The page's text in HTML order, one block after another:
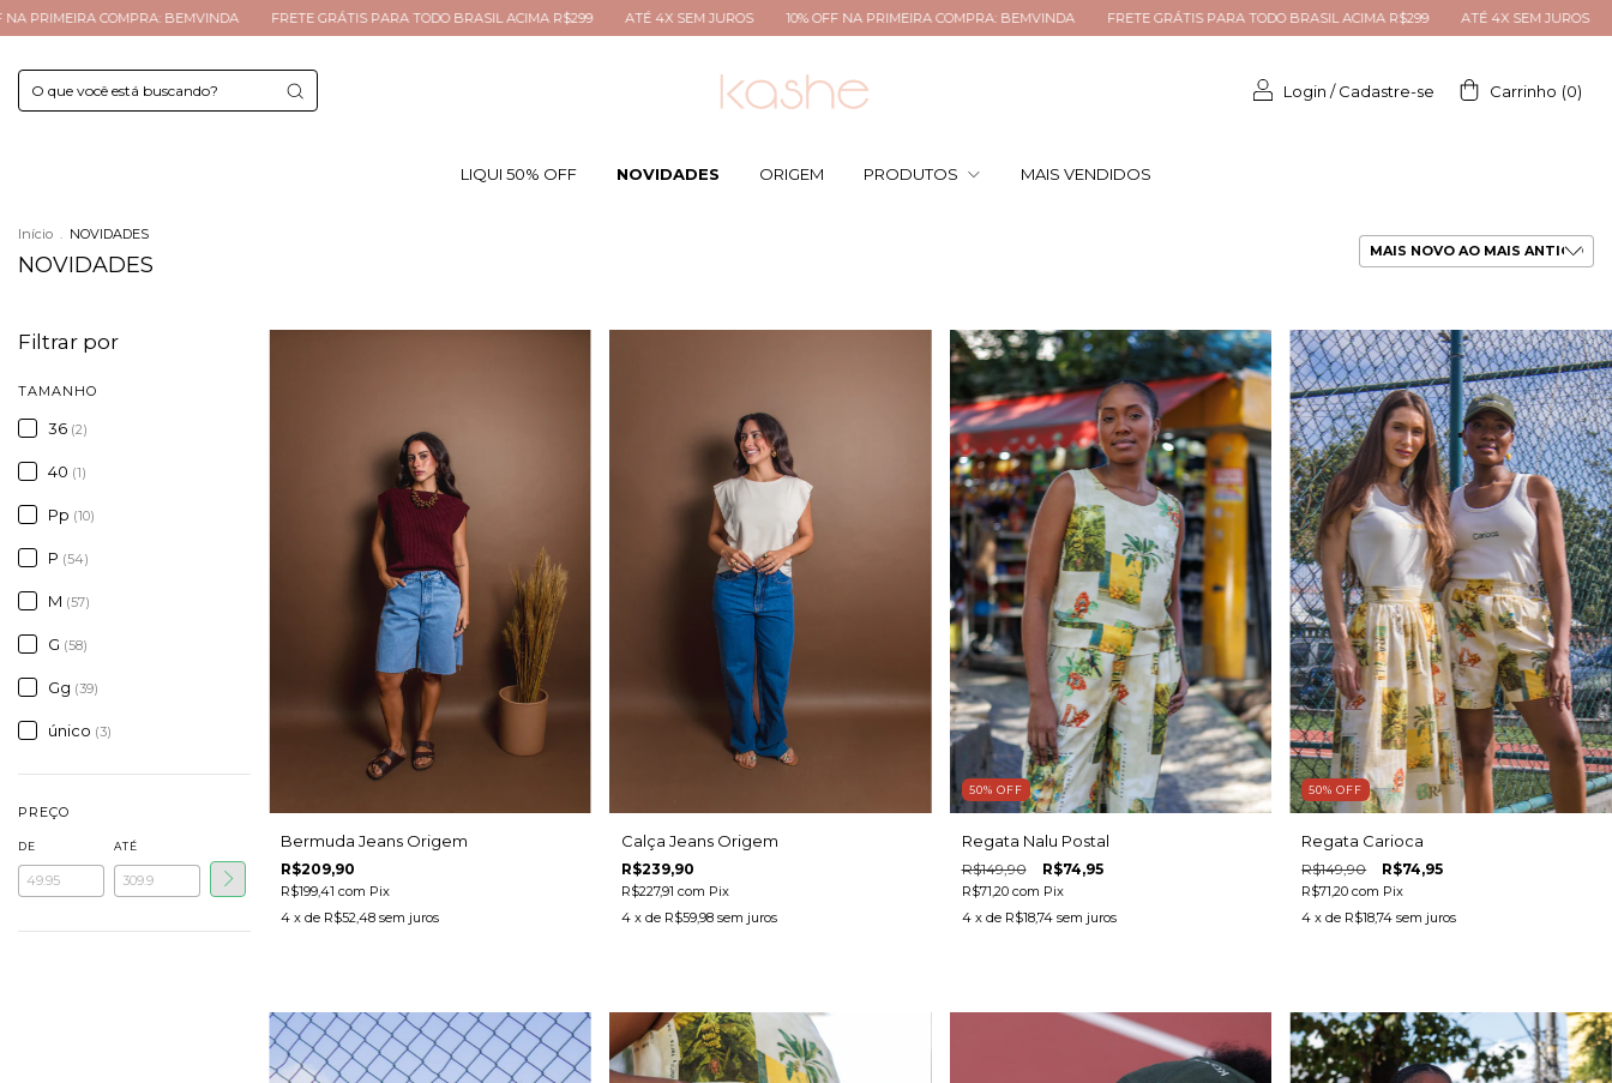
GRÁTIS PARA TODO BRASIL ACIMA R$299 ATÉ 4X SEM JUROS 10% OFF NA PRIMEIRA COMPRA: BEMVINDA FRETE GRÁTIS PARA TODO BRASIL ACIMA R$299 ATÉ 4X SEM JUROS 10% OFF NA PRIMEIRA COMPRA:
Login /Cadastre-se Carrinho (0)
LIQUI 50% OFF NOVIDADES ORIGEM PRODUTOS MAIS VENDIDOS
Início . NOVIDADES
NOVIDADES
Filtrar por
TAMANHO
36 (2)
40 (1)
Pp (10)
P (54)
M (57)
G (58)
Gg (39)
único (3)
PREÇO
DE ATÉ Bermuda Jeans Origem
R$209,90
R$199,41 com Pix
4 x de R$52,48 sem juros
Calça Jeans Origem
R$239,90
R$227,91 com Pix
4 x de R$59,98 sem juros
50% OFF
Regata Nalu Postal
R$149,90 R$74,95
R$71,20 com Pix
4 x de R$18,74 sem juros
50%OFF
Regata Carioca
R$149,90 R$74,95
R$71,20com Pix
4 x de R$18,74 sem juros